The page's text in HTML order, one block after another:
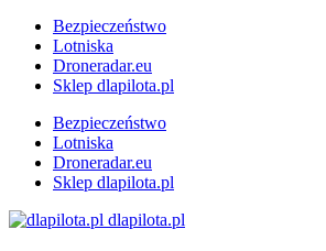
Bezpieczeństwo
Lotniska
Droneradar.eu
Sklep dlapilota.pl
Bezpieczeństwo
Lotniska
Droneradar.eu
Sklep dlapilota.pl
dlapilota.pl